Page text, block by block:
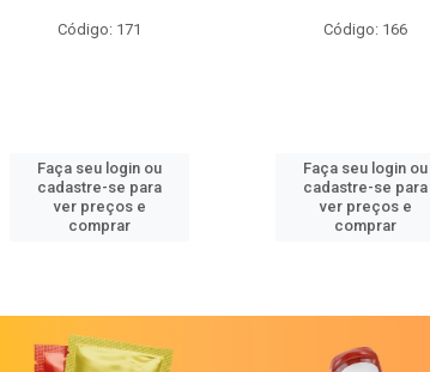
Código: 171
Faça seu login ou
cadastre-se para
ver preços e
comprar
Código: 166
Faça seu login ou
cadastre-se para
ver preços e
comprar